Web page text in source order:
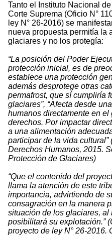
Tanto el Instituto Nacional
Corte Suprema (Oficio N°
ley N° 26-2016) se
nueva propuesta permitía la
glaciares y no los protegía:
“La posición del Poder
protección inicial, es de
establece una protección
además desprotege otras
permafrost, que sí cumpliría
glaciares”, “Afecta desde
humanos directamente en
derechos. Por impactar
a una alimentación
participar de la vida
Derechos Humanos, 2015.
Protección de Glaciares)
“Que el contenido del
llama la atención de este
importancia, advirtiendo de
consagración en la manera
situación de los glaciares,
posibilitará su explotación.”
proyecto de ley N° 26-2016.